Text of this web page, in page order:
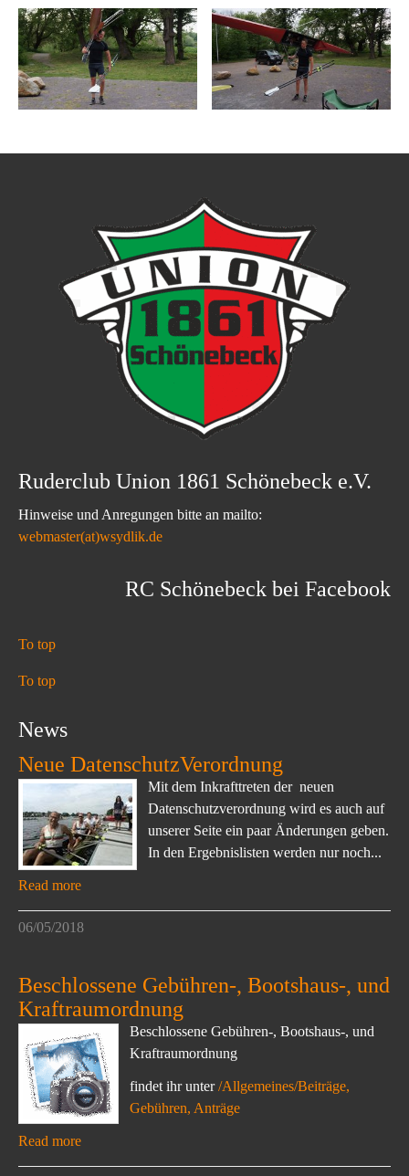
Ruderclub Union 1861 Schönebeck e.V.
Hinweise und Anregungen bitte an mailto:
webmaster(at)wsydlik.de
RC Schönebeck bei Facebook
To top
To top
News
Neue DatenschutzVerordnung
Mit dem Inkrafttreten der neuen
Datenschutzverordnung wird es auch auf
unserer Seite ein paar Änderungen geben.
In den Ergebnislisten werden nur noch...
Read more
06/05/2018
Beschlossene Gebühren-, Bootshaus-, und
Kraftraumordnung
Beschlossene Gebühren-, Bootshaus-, und
Kraftraumordnung
findet ihr unter/Allgemeines/Beiträge,
Gebühren, Anträge
Read more